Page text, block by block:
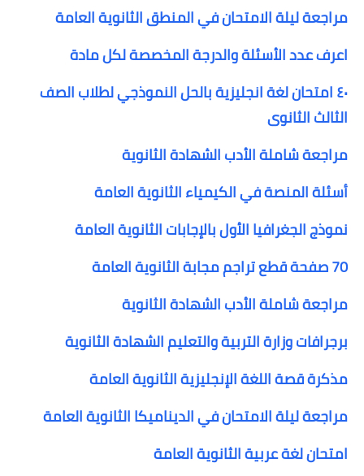
مراجعة ليلة الامتحان في المنطق الثانوية العامة
اعرف عدد الأسئلة والدرجة المخصصة لكل مادة
٤٠ امتحان لغة انجليزية بالحل النموذجي لطلاب الصف
الثالث الثانوى
مراجعة شاملة الأدب الشهادة الثانوية
أسئلة المنصة في الكيمياء الثانوية العامة
نموذج الجغرافيا الأول بالإجابات الثانوية العامة
70 صفحة قطع تراجم مجابة الثانوية العامة
مراجعة شاملة الأدب الشهادة الثانوية
برجرافات وزارة التربية والتعليم الشهادة الثانوية
مذكرة قصة اللغة الإنجليزية الثانوية العامة
مراجعة ليلة الامتحان في الديناميكا الثانوية العامة
امتحان لغة عربية الثانوية العامة